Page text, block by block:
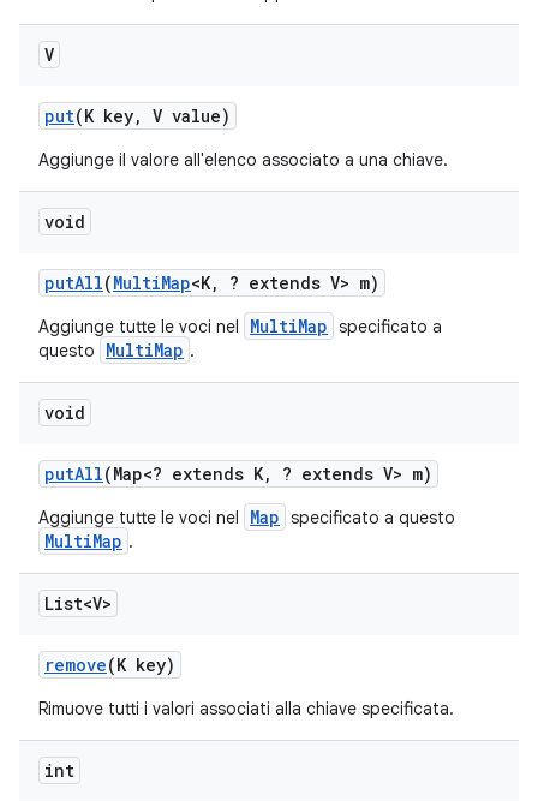
V
put(K key, V value)
Aggiunge il valore all'elenco associato a una chiave.
void
putAll(MultiMap<K, ? extends V> m)
Aggiunge tutte le voci nel MultiMap specificato a
questo
MultiMap .
void
putAll(Map<? extends K, ? extends V> m)
Aggiunge tutte le voci nel Map specificato a questo
MultiMap .
List<V>
remove(K key)
Rimuove tutti i valori associati alla chiave specificata.
int